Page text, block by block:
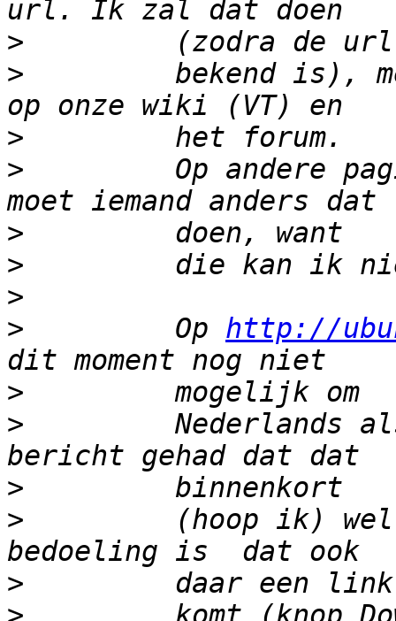
>
>
bekend is),
>
>
Op andere
>
>
>
>
         Op
http://
>
>
Nederlands
>
>
(hoop ik)
>